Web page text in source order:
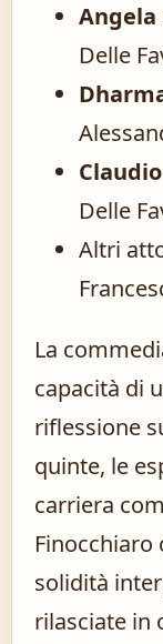
Angela
Delle
Delle
Altri
La
capacità di
riflessione
quinte, le
carriera
solidità
rilasciate in